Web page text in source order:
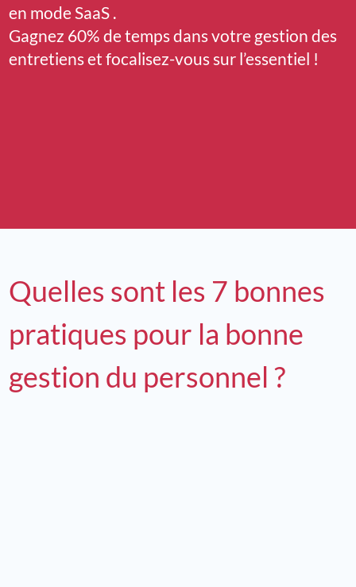
en mode SaaS .
Gagnez 60% de temps dans votre gestion des
entretiens et focalisez-vous sur l’essentiel !
Quelles sont les 7 bonnes
pratiques pour la bonne
gestion du personnel ?